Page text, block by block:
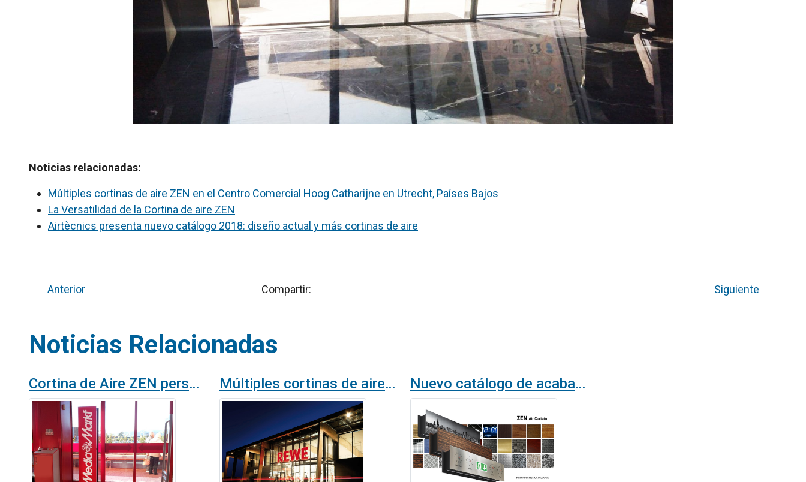
Noticias relacionadas:
Múltiples cortinas de aire ZEN en el Centro Comercial Hoog Catharijne en Utrecht, Países Bajos
La Versatilidad de la Cortina de aire ZEN
Airtècnics presenta nuevo catálogo 2018: diseño actual y más cortinas de aire
Anterior Compartir: Siguiente
Noticias Relacionadas
Cortina de Aire ZEN personalizada para Media Markt Múltiples cortinas de aire Zen personalizadas en una cadena de supermercados en Alemania Nuevo catálogo de acabados para la cortina de aire Zen, ¿hasta dónde llega su imaginación?